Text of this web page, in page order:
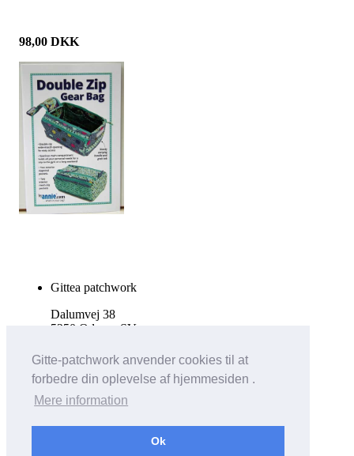
Gitte-patchwork anvender cookies til at
forbedre din oplevelse af hjemmesiden .
Mere information
Ok
98,00 DKK
Gittea patchwork
Dalumvej 38
5250 Odense SV
Tlf. 27511644
info@gittea.dk